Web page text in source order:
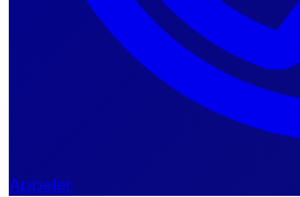
Appeler